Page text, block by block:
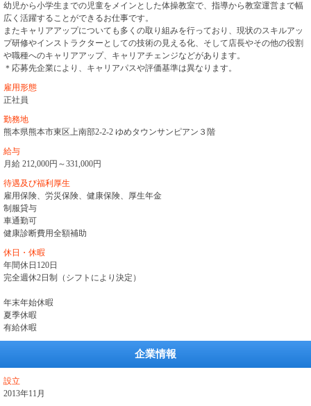
幼児から小学生までの児童をメインとした体操教室で、指導から教室運営まで幅
広く活躍することができるお仕事です。
またキャリアアップについても多くの取り組みを行っており、現状のスキルアッ
プ研修やインストラクターとしての技術の見える化、そして店長やその他の役割
や職種へのキャリアアップ、キャリアチェンジなどがあります。
＊応募先企業により、キャリアパスや評価基準は異なります。
雇用形態
正社員
勤務地
熊本県熊本市東区上南部2-2-2 ゆめタウンサンピアン３階
給与
月給 212,000円～331,000円
待遇及び福利厚生
雇用保険、労災保険、健康保険、厚生年金
制服貸与
車通勤可
健康診断費用全額補助
休日・休暇
年間休日120日
完全週休2日制（シフトにより決定）
年末年始休暇
夏季休暇
有給休暇
企業情報
設立
2013年11月